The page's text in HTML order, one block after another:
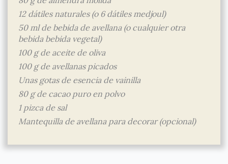
12 dátiles naturales (o 6 dátiles medjoul)
50 ml de bebida de avellana (o cualquier otra
bebida bebida vegetal)
100 g de aceite de oliva
100 g de avellanas picados
Unas gotas de esencia de vainilla
80 g de cacao puro en polvo
1 pizca de sal
Mantequilla de avellana para decorar (opcional)